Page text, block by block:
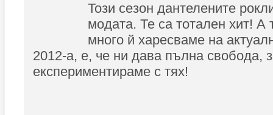
Този сезон дантелените
модата. Те са тотален хит! А
много й харесваме на
2012-а, е, че ни дава пълна свобода,
експериментираме с тях!